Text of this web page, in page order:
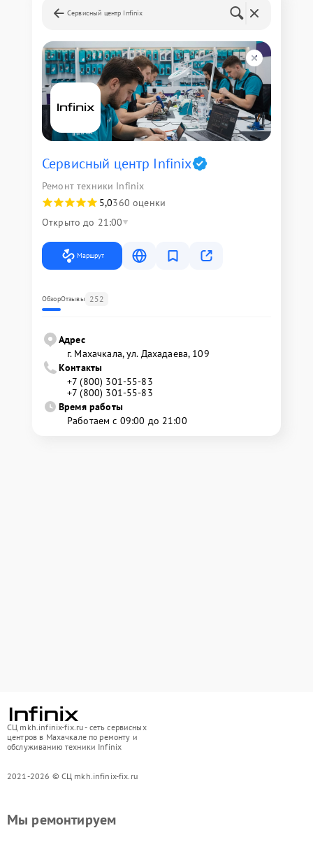
Сервисный центр Infinix
Сервисный центр Infinix
Ремонт техники Infinix
5,0360 оценки
Открыто до 21:00
Маршрут
ОбзорОтзывы 252
Адрес
г. Махачкала, ул. Дахадаева, 109
Контакты
+7 (800) 301-55-83
+7 (800) 301-55-83
Время работы
Работаем с 09:00 до 21:00
СЦ mkh.infinix-fix.ru - сеть сервисных
центров в Махачкале по ремонту и
обслуживанию техники Infinix
2021-2026 © СЦ mkh.infinix-fix.ru
Мы ремонтируем